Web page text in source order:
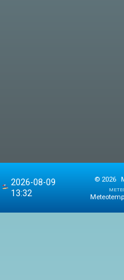
2026-08-09
13:32
© 2026